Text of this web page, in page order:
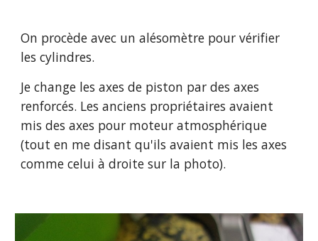
On procède avec un alésomètre pour vérifier
les cylindres.
Je change les axes de piston par des axes
renforcés. Les anciens propriétaires avaient
mis des axes pour moteur atmosphérique
(tout en me disant qu'ils avaient mis les axes
comme celui à droite sur la photo).